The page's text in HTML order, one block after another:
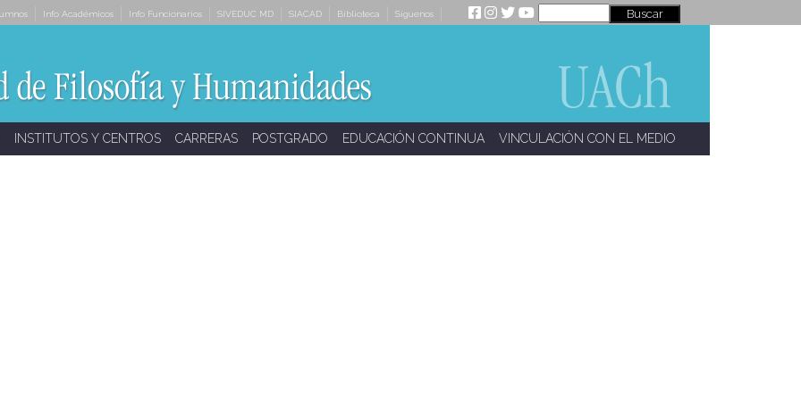
Info Académicos Info Funcionarios SIVEDUC MD SIACAD Biblioteca Síguenos
INSTITUTOS Y CENTROS CARRERAS POSTGRADO EDUCACIÓN CONTINUA VINCULACIÓN CON EL MEDIO